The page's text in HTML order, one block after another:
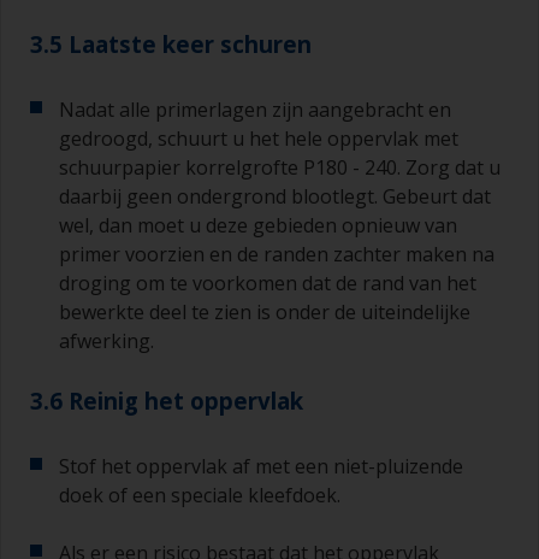
3.5 Laatste keer schuren
Nadat alle primerlagen zijn aangebracht en
gedroogd, schuurt u het hele oppervlak met
schuurpapier korrelgrofte P180 - 240. Zorg dat u
daarbij geen ondergrond blootlegt. Gebeurt dat
wel, dan moet u deze gebieden opnieuw van
primer voorzien en de randen zachter maken na
droging om te voorkomen dat de rand van het
bewerkte deel te zien is onder de uiteindelijke
afwerking.
3.6 Reinig het oppervlak
Stof het oppervlak af met een niet-pluizende
doek of een speciale kleefdoek.
Als er een risico bestaat dat het oppervlak